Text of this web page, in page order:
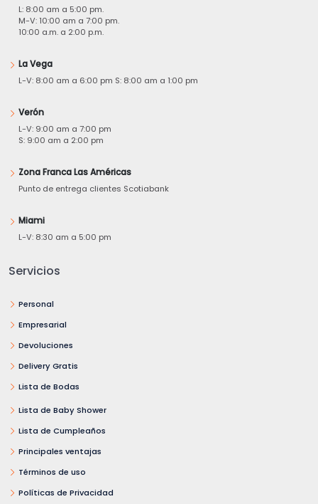
L: 8:00 am a 5:00 pm.
M-V: 10:00 am a 7:00 pm.
10:00 a.m. a 2:00 p.m.
La Vega
L-V: 8:00 am a 6:00 pm S: 8:00 am a 1:00 pm
Verón
L-V: 9:00 am a 7:00 pm
S: 9:00 am a 2:00 pm
Zona Franca Las Américas
Punto de entrega clientes Scotiabank
Miami
L-V: 8:30 am a 5:00 pm
Servicios
Personal
Empresarial
Devoluciones
Delivery Gratis
Lista de Bodas
Lista de Baby Shower
Lista de Cumpleaños
Principales ventajas
Términos de uso
Políticas de Privacidad